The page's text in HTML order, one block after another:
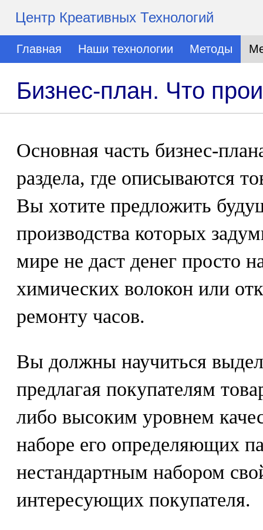
Центр Креативных Технологий
Главная Наши технологии Методы
Бизнес-план. Что
Основная часть бизнес-
раздела, где описываются
Вы хотите предложить
производства которых
мире не даст денег просто
химических волокон или
ремонту часов.
Вы должны научиться
предлагая покупателям
либо высоким уровнем
наборе его определяющих
нестандартным набором
интересующих покупателя.